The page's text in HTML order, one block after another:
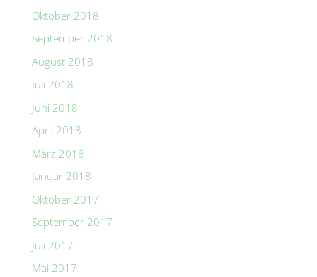
Oktober 2018
September 2018
August 2018
Juli 2018
Juni 2018
April 2018
März 2018
Januar 2018
Oktober 2017
September 2017
Juli 2017
Mai 2017